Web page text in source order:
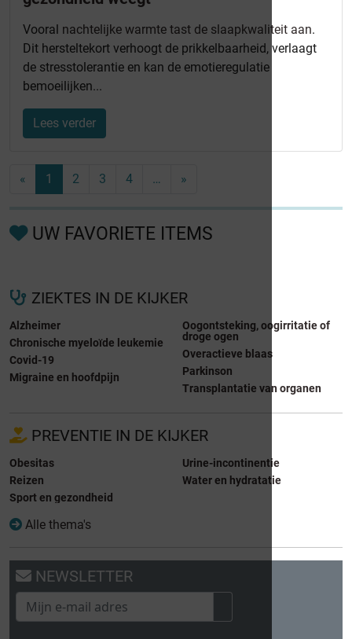
Vooral nachtelijke warmte tast de slaapkwaliteit aan.
Dit hersteltekort verhoogt de prikkelbaarheid, verlaagt
de stresstolerantie en kan de emotieregulatie
bemoeilijken...
Lees verder
« 1 2 3 4 … »
UW FAVORIETE ITEMS
ZIEKTES IN DE KIJKER
Alzheimer
Chronische myeloïde leukemie
Covid-19
Migraine en hoofdpijn
Oogontsteking, oogirritatie of
droge ogen
Overactieve blaas
Parkinson
Transplantatie van organen
PREVENTIE IN DE KIJKER
Obesitas
Reizen
Sport en gezondheid
Urine-incontinentie
Water en hydratatie
Alle thema's
NEWSLETTER